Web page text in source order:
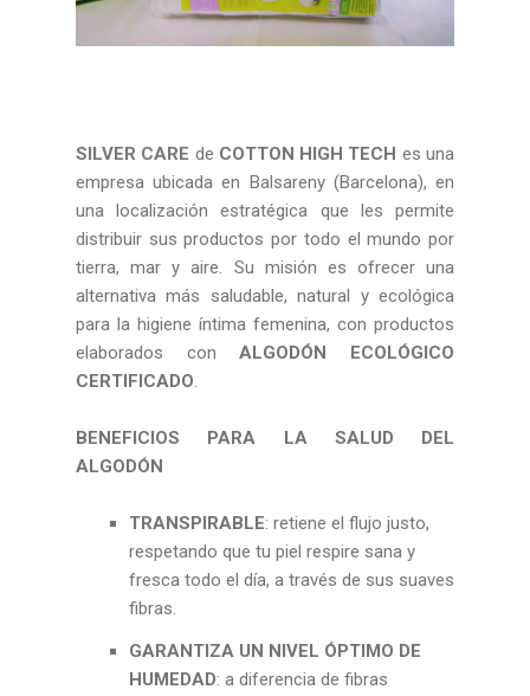
SILVER CARE de COTTON HIGH TECH es una
empresa ubicada en Balsareny (Barcelona), en
una localización estratégica que les permite
distribuir sus productos por todo el mundo por
tierra, mar y aire. Su misión es ofrecer una
alternativa más saludable, natural y ecológica
para la higiene íntima femenina, con productos
elaborados conALGODÓN ECOLÓGICO
CERTIFICADO.
BENEFICIOS PARA LA SALUD DEL
ALGODÓN
TRANSPIRABLE: retiene el flujo justo,
respetando que tu piel respire sana y
fresca todo el día, a través de sus suaves
fibras.
GARANTIZA UN NIVEL ÓPTIMO DE
HUMEDAD: a diferencia de fibras